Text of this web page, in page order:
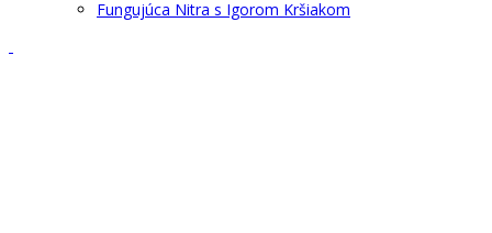
Fungujúca Nitra s Igorom Kršiakom